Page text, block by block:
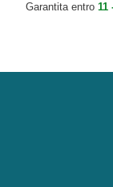
Garantita entro 11